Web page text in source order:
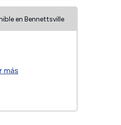
en Bennettsville
más